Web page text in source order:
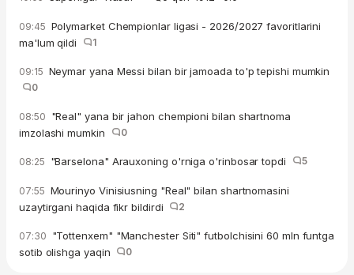
09:45 Polymarket Chempionlar ligasi - 2026/2027 favoritlarini
ma'lum qildi
1
09:15 Neymar yana Messi bilan bir jamoada to'p tepishi mumkin
0
08:50 "Real" yana bir jahon chempioni bilan shartnoma
imzolashi mumkin
0
08:25 "Barselona" Arauxoning o'rniga o'rinbosar topdi 5
07:55 Mourinyo Vinisiusning "Real" bilan shartnomasini
uzaytirgani haqida fikr bildirdi
2
07:30 "Tottenxem" "Manchester Siti" futbolchisini 60 mln funtga
sotib olishga yaqin
0